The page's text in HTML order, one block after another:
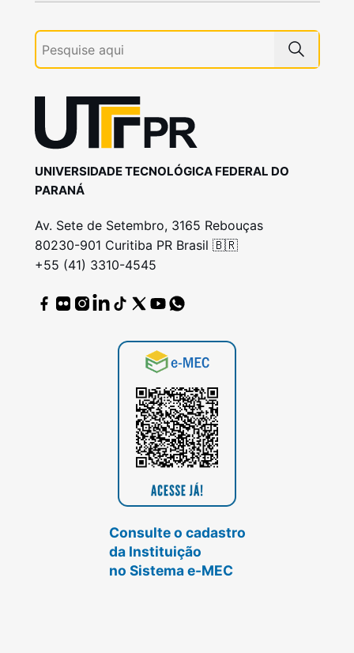
UNIVERSIDADE TECNOLÓGICA FEDERAL DO
PARANÁ
Av. Sete de Setembro, 3165 Rebouças
80230-901 Curitiba PR Brasil 🇧🇷
+55 (41) 3310-4545
Consulte o cadastro
da Instituição
no Sistema e-MEC